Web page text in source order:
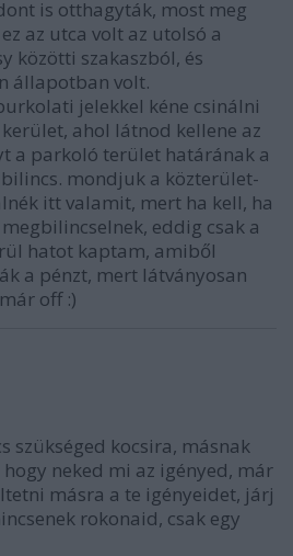
is otthagyták, most meg
az utca volt az utolsó a
közötti szakaszból, és
állapotban volt.
jelekkel kéne csinálni
ahol látnod kellene az
a parkoló terület határának a
mondjuk a közterület-
itt valamit, mert ha kell, ha
eddig csak a
hatot kaptam, amiből
a pénzt, mert látványosan
off :)
szükséged kocsira, másnak
neked mi az igényed, már
másra a te igényeidet, járj
rokonaid, csak egy